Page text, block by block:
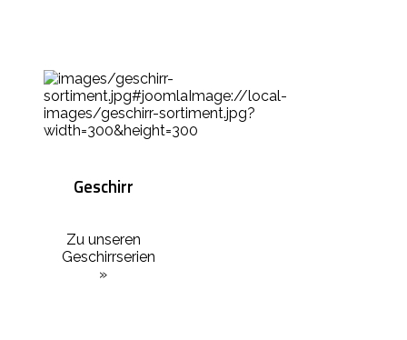
Geschirr
Zu unseren
Geschirrserien
»